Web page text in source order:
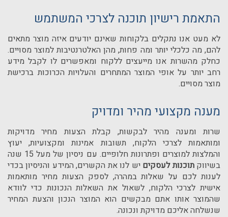
התאמת רישיון תוכנה לצרכי המשתמש
לא מעט אנו נתקלים בלקוחות שאינם יודעים איזה מוצר מתאים
להם, מה כלכלי יותר ומה פחות, מהן האלטרנטיבות למוצר מסויים.
כחלק מהשרות אנו מייעצים ללקוח ומאפשרים לו לקבל מידע
רחב יותר על אופי המוצר המתחרים והעלויות הכרוכות ברכישת
מוצר מסויים.
מענה מקצועי מהיר ומדויק
שרות ומענה מהיר לבקשות, קבלת הצעות מחיר מדויקות
ומותאמות לצרכי הלקוח, תשובות אמינות ומקצועיות, יעוץ
והמלצות למוצרים ופתרונות חלופיים.
עם ניסיון של מעל 15 שנה
בשיווקתוכנות לעסקים יש לנו את הקשרים, המידע והניסיון בכדי
לענות לכם על שאלות במהרה, לספק הצעות מחיר מותאמות
אישית לצרכי הלקוח, לשאול את השאלות הנכונות כדי לוודא
שהמוצר אותו אתם מבקשים הוא המוצר הנכון והצעת המחיר
שנשלחה אליכם מדויקת ונכונה.